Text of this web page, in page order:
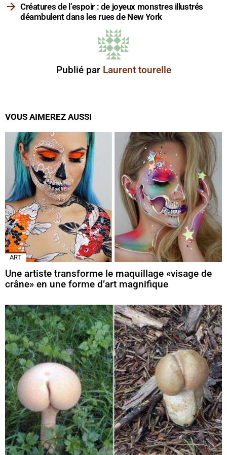
Créatures de l’espoir : de joyeux monstres illustrés
déambulent dans les rues de New York
Publié par Laurent tourelle
VOUS AIMEREZ AUSSI
ART
Une artiste transforme le maquillage «visage de
crâne» en une forme d’art magnifique